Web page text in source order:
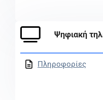
Ψηφιακή
Πληροφορίες